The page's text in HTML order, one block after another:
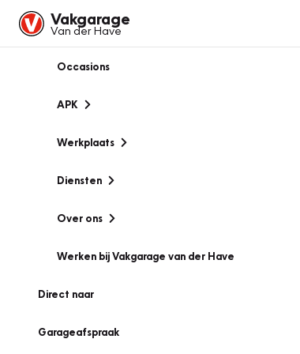
Vakgarage
Van der Have
Occasions
APK
Werkplaats
Diensten
Over ons
Werken bij Vakgarage van der Have
Direct naar
Garageafspraak